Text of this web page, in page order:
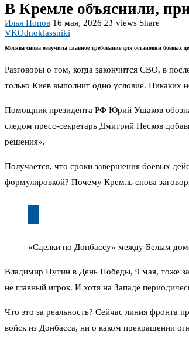
В Кремле объяснили,
Илья Попов 16 мая, 2026 21 views Share
VKOdnoklassniki
Москва снова озвучила главное требование для остановки боевых
Разговоры о том, когда закончится СВО, в
только Киев выполнит одно условие. Никаких
Помощник президента РФ Юрий Ушаков
следом пресс-секретарь Дмитрий Песков
решения».
Получается, что сроки завершения боевых
формулировкой? Почему Кремль снова
«Сделки по Донбассу» между Белым
Владимир Путин в День Победы, 9 мая, тоже
не главный игрок. И хотя на Западе
Что это за реальность? Сейчас линия фронта
войск из Донбасса, ни о каком прекращении